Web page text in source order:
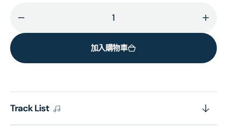
麗
15
週
增
加
麗
15
週
加入購物車
Track List